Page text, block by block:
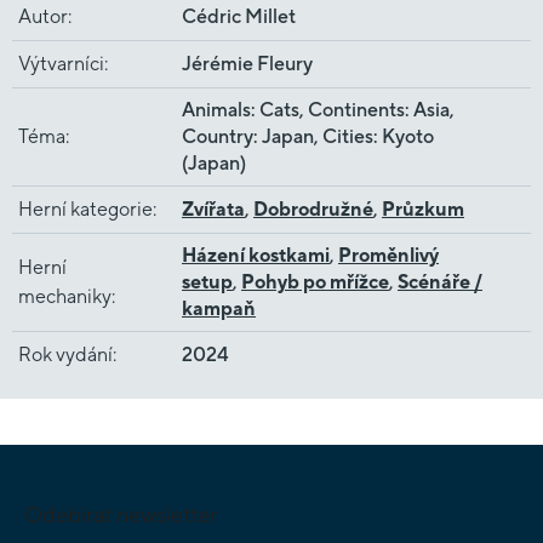
Autor: Cédric Millet
Výtvarníci: Jérémie Fleury
Téma:
Animals: Cats, Continents: Asia,
Country: Japan, Cities: Kyoto
(Japan)
Herní kategorie: Zvířata, Dobrodružné, Průzkum
Herní
mechaniky:
Házení kostkami, Proměnlivý
setup, Pohyb po mřížce, Scénáře /
kampaň
Rok vydání: 2024
Odebírat newsletter